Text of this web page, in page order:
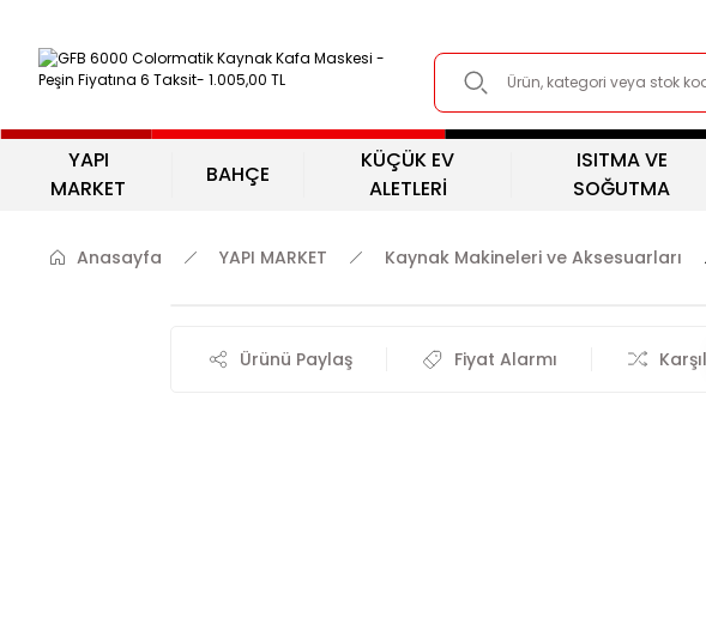
YAPI
MARKET
BAHÇE
KÜÇÜK EV
ALETLERİ
ISITMA VE
SOĞUTMA
Anasayfa YAPI MARKET Kaynak Makineleri ve Aksesuarları
Ürünü Paylaş Fiyat Alarmı